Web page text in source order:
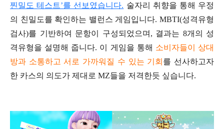
찐밀도 테스트’를 선보였습니다. 술자리 취향을 통해 우정
의 친밀도를 확인하는 밸런스 게임입니다. MBTI(성격유형
검사)를 기반하여 문항이 구성되었으며, 결과는 8개의 성
격유형을 설명해 줍니다. 이 게임을 통해 소비자들이 상대
방과 소통하고 서로 가까워질 수 있는 기회 를 선사하고자
한 카스의 의도가 제대로 MZ들을 저격한듯 싶습니다.